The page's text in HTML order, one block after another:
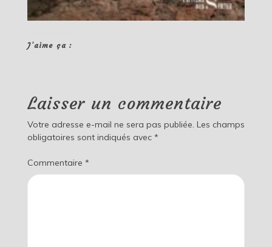
J’aime ça :
Laisser un commentaire
Votre adresse e-mail ne sera pas publiée. Les champs
obligatoires sont indiqués avec *
Commentaire *